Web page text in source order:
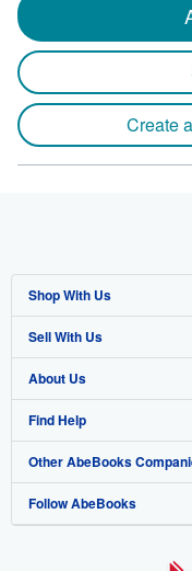
Create
Shop With Us
Advanced Search
Browse Collections
My Account
My Orders
View Basket
Sell With Us
Start Selling
Join Our Affiliate Program
Book Buyback
Refer a seller
About Us
About AbeBooks
Media
Careers
Find Help
Help
Customer Support
Other AbeBooks
AbeBooks.co.uk
Follow AbeBooks